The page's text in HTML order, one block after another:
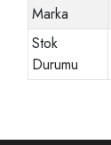
Marka
Stok
Durumu